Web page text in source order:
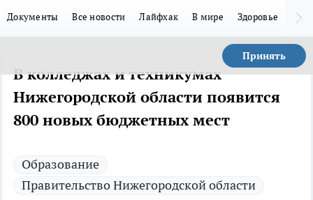
Документы Все новости Лайфхак В мире Здоровье
Принять
В колледжах и техникумах
Нижегородской области появится
800 новых бюджетных мест
Образование
Правительство Нижегородской области